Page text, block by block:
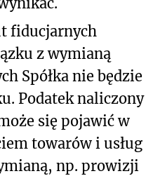
fiducjarnych
z wymianą
Spółka nie będzie
Podatek naliczony
się pojawić w
towarów i usług
np. prowizji